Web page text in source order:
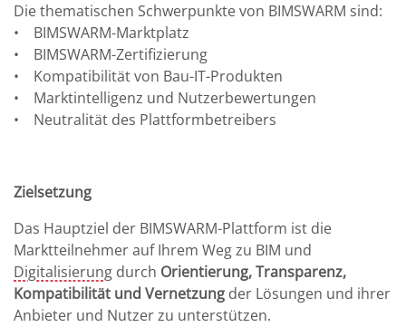
Die thematischen Schwerpunkte von BIMSWARM sind:
• BIMSWARM-Marktplatz
• BIMSWARM-Zertifizierung
• Kompatibilität von Bau-IT-Produkten
• Marktintelligenz und Nutzerbewertungen
• Neutralität des Plattformbetreibers
Zielsetzung
Das Hauptziel der BIMSWARM-Plattform ist die
Marktteilnehmer auf Ihrem Weg zu BIM und
Digitalisierung durch Orientierung, Transparenz,
Kompatibilität und Vernetzung der Lösungen und ihrer
Anbieter und Nutzer zu unterstützen.